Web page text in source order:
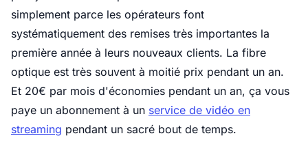
simplement parce les opérateurs font
systématiquement des remises très importantes la
première année à leurs nouveaux clients. La fibre
optique est très souvent à moitié prix pendant un an.
Et 20€ par mois d'économies pendant un an, ça vous
paye un abonnement à un service de vidéo en
streaming pendant un sacré bout de temps.